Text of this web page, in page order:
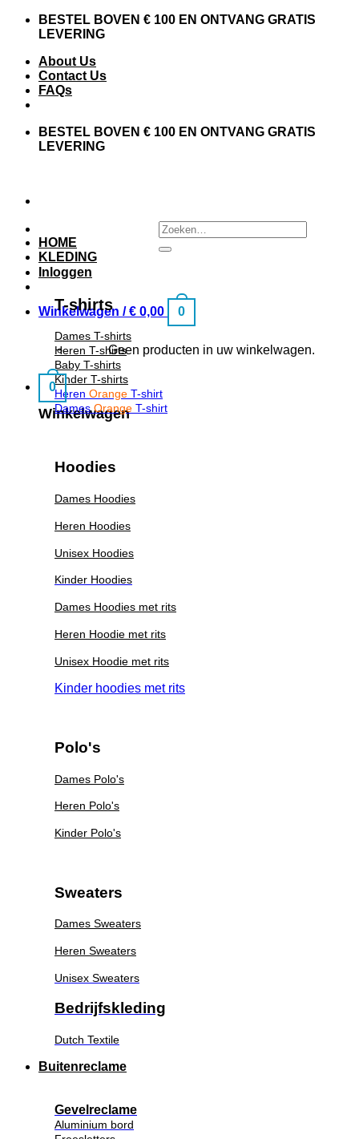
BESTEL BOVEN € 100 EN ONTVANG GRATIS
LEVERING
About Us
Contact Us
FAQs
BESTEL BOVEN € 100 EN ONTVANG GRATIS
LEVERING
Inloggen
Winkelwagen /€ 0,00 0
Geen producten in uw winkelwagen.
0
Winkelwagen
HOME
KLEDING
T-shirts
Dames T-shirts
Heren T-shirts
Baby T-shirts
Kinder T-shirts
Heren Orange T-shirt
DamesOrange T-shirt
Hoodies
Dames Hoodies
Heren Hoodies
Unisex Hoodies
Kinder Hoodies
Dames Hoodies met rits
Heren Hoodie met rits
Unisex Hoodie met rits
Kinder hoodies met rits
Polo's
Dames Polo's
Heren Polo's
Kinder Polo's
Sweaters
Dames Sweaters
Heren Sweaters
Unisex Sweaters
Bedrijfskleding
Dutch Textile
Buitenreclame
Gevelreclame
Aluminium bord